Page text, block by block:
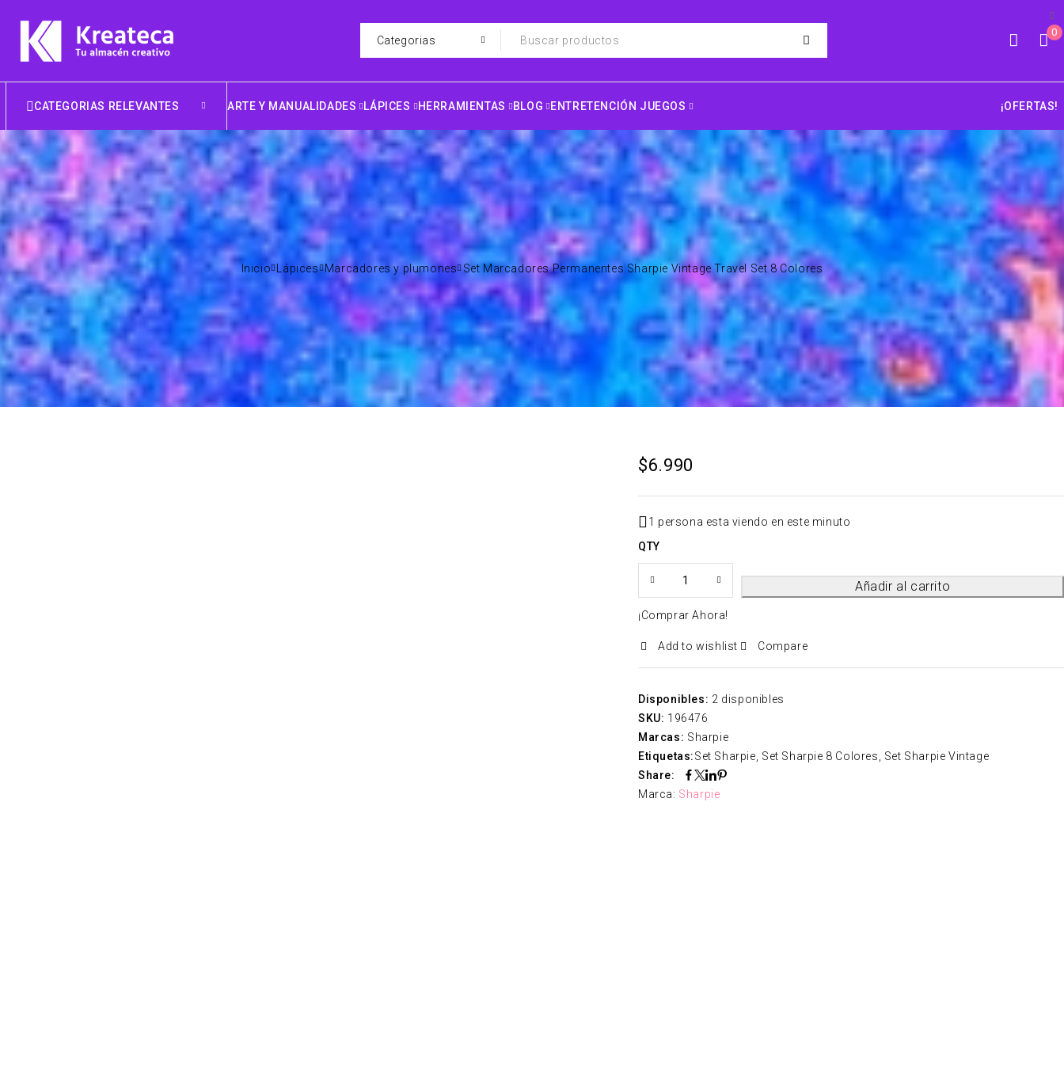
0
CATEGORIAS RELEVANTES ARTE Y MANUALIDADES LÁPICES HERRAMIENTAS BLOG ENTRETENCIÓN JUEGOS ¡OFERTAS!
Inicio Lápices Marcadores y plumones Set Marcadores Permanentes Sharpie Vintage Travel Set 8 Colores
$6.990
1 persona esta viendo en este minuto
QTY
Añadir al carrito
¡Comprar Ahora!
Add to wishlist Compare
Disponibles: 2 disponibles
SKU: 196476
Marcas: Sharpie
Etiquetas:Set Sharpie Set Sharpie 8 Colores
Set Sharpie Vintage
Share:
Marca: Sharpie